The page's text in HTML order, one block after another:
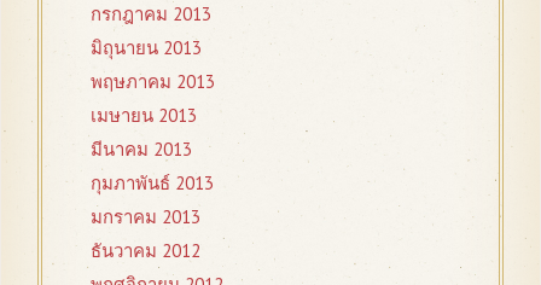
กรกฎาคม 2013
มิถุนายน 2013
พฤษภาคม 2013
เมษายน 2013
มีนาคม 2013
กุมภาพันธ์ 2013
มกราคม 2013
ธันวาคม 2012